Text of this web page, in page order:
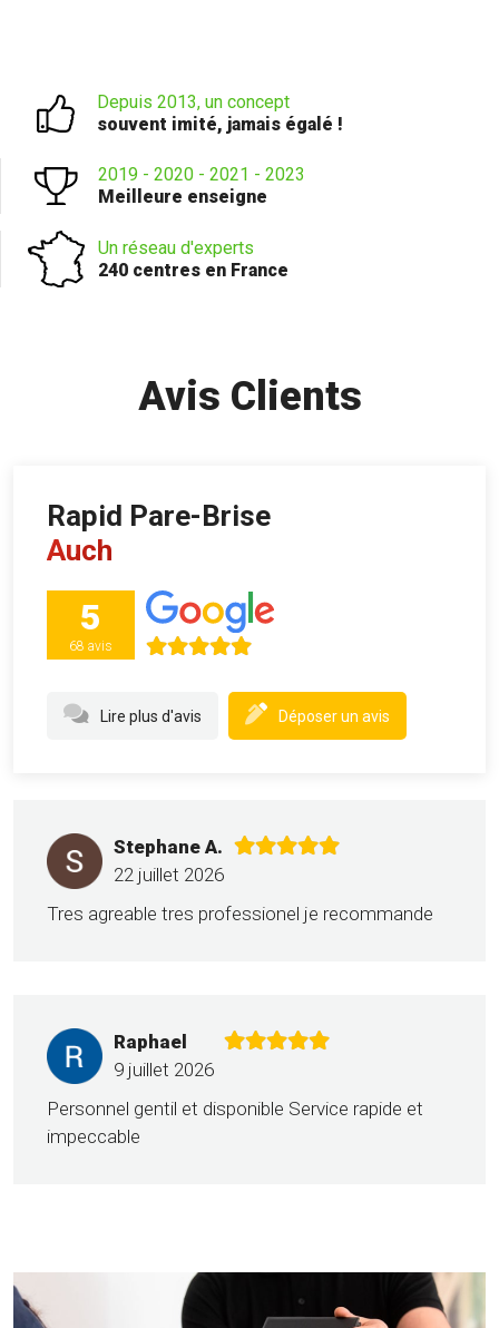
Depuis 2013, un concept
souvent imité, jamais égalé !
2019 - 2020 - 2021 - 2023
Meilleure enseigne
Un réseau d'experts
240 centres en France
Avis Clients
Rapid Pare-Brise
Auch
5
68 avis
Lire plus d'avis Déposer un avis
Stephane A.
22 juillet 2026
Tres agreable tres professionel je recommande
Raphael
9 juillet 2026
Personnel gentil et disponible Service rapide et
impeccable